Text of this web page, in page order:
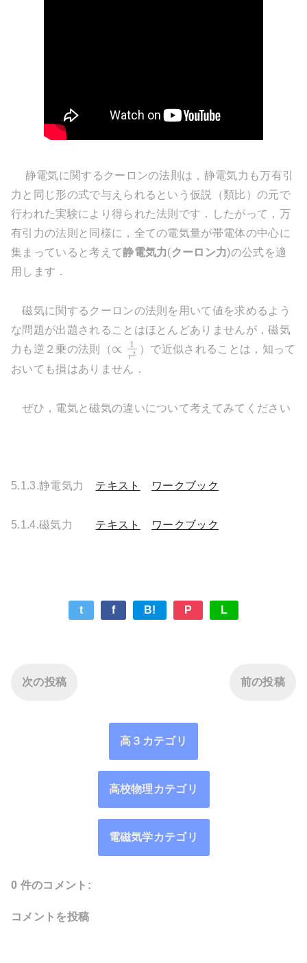
静電気に関するクーロンの法則は，静電気力も万有引
力と同じ形の式で与えられるという仮説（類比）の元で
行われた実験により得られた法則です．したがって，万
有引力の法則と同様に，全ての電気量が帯電体の中心に
集まっていると考えて静電気力(クーロン力)の公式を適
用します．
磁気に関するクーロンの法則を用いて値を求めるよう
な問題が出題されることはほとんどありませんが，磁気
力も逆２乗の法則（∝ 1
r2 ）で近似されることは，知って
おいても損はありません．
ぜひ，電気と磁気の違いについて考えてみてください
5.1.3.静電気力 テキスト ワークブック
5.1.4.磁気力 テキスト ワークブック
t f B! P L
次の投稿 前の投稿
高３カテゴリ
高校物理カテゴリ
電磁気学カテゴリ
0 件のコメント:
コメントを投稿